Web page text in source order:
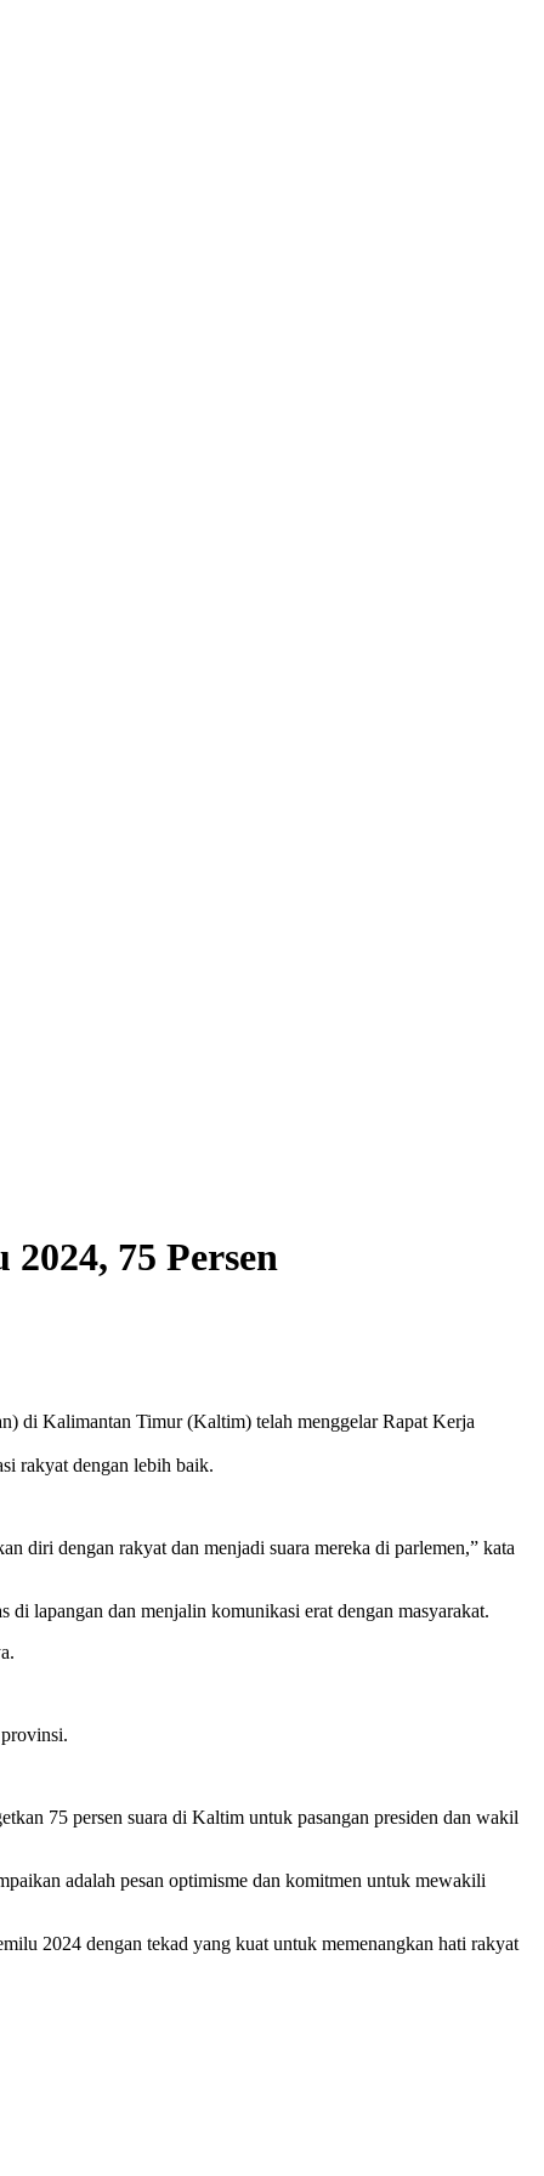
75 Persen
di Kalimantan Timur (Kaltim) telah menggelar Rapat Kerja
rakyat dengan lebih baik.
diri dengan rakyat dan menjadi suara mereka di parlemen,” kata
di lapangan dan menjalin komunikasi erat dengan masyarakat.
75 persen suara di Kaltim untuk pasangan presiden dan wakil
adalah pesan optimisme dan komitmen untuk mewakili
2024 dengan tekad yang kuat untuk memenangkan hati rakyat